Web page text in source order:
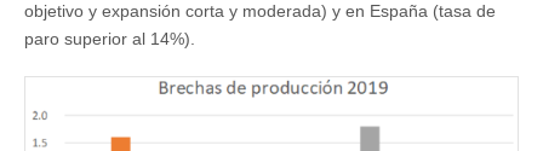
objetivo y expansión corta y moderada) y en España (tasa de
paro superior al 14%).